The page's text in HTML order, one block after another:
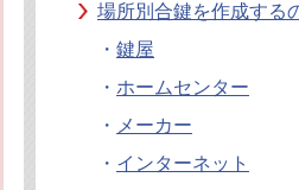
場所別合鍵を作成する
・ 鍵屋
・ ホームセンター
・ メーカー
・ インターネット